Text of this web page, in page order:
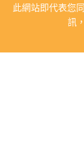
此網站即代表您
訊